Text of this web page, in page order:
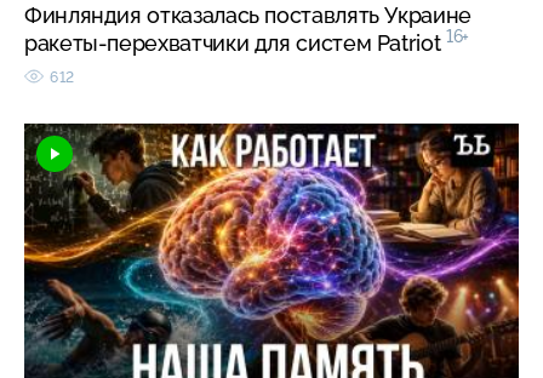
Финляндия отказалась поставлять Украине
ракеты-перехватчики для систем Patriot 16+
612